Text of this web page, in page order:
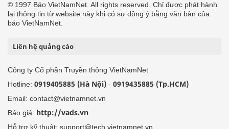
© 1997 Báo VietNamNet. All rights reserved. Chỉ được phát hành
lại thông tin từ website này khi có sự đồng ý bằng văn bản của
báo VietNamNet.
Liên hệ quảng cáo
Công ty Cổ phần Truyền thông VietNamNet
Hotline: 0919405885 (Hà Nội) - 0919435885 (Tp.HCM)
Email: contact@vietnamnet.vn
Báo giá: http://vads.vn
Hỗ trợ kỹ thuật: support@tech.vietnamnet.vn